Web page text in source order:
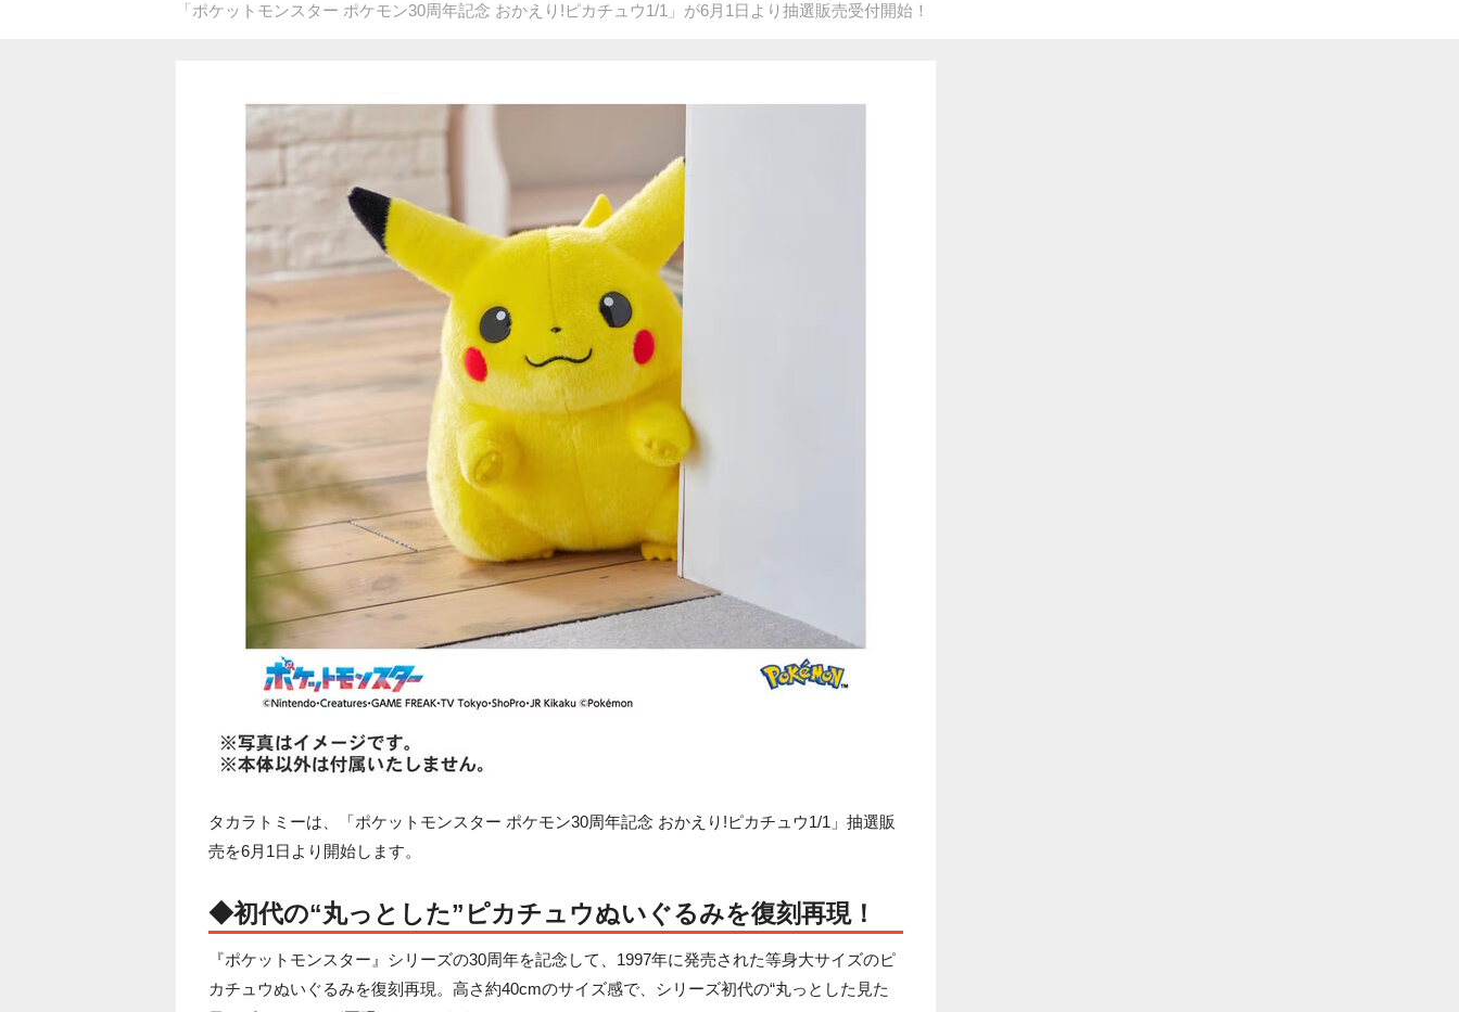
「ポケットモンスター ポケモン30周年記念 おかえり!ピカチュウ1/1」が6月1日より抽選販売受付開始！
タカラトミーは、「ポケットモンスター ポケモン30周年記念 おかえり!ピカチュウ1/1」抽選販
売を6月1日より開始します。
◆初代の“丸っとした”ピカチュウぬいぐるみを復刻再現！
『ポケットモンスター』シリーズの30周年を記念して、1997年に発売された等身大サイズのピ
カチュウぬいぐるみを復刻再現。高さ約40cmのサイズ感で、シリーズ初代の“丸っとした見た